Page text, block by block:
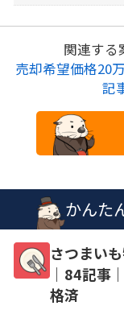
関連する
売却希望価格20
記
かんた
さつまい
｜84記事
格済